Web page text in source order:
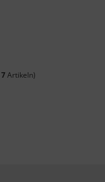
7Artikeln)